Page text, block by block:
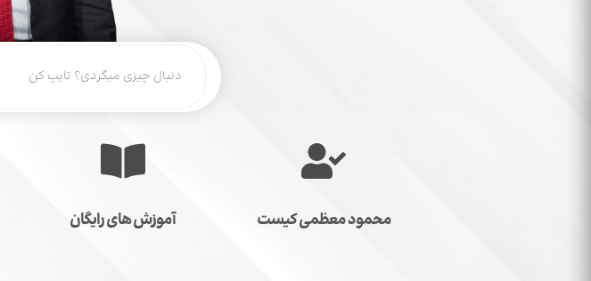
محمود معظمی کیست آموزش های رایگان